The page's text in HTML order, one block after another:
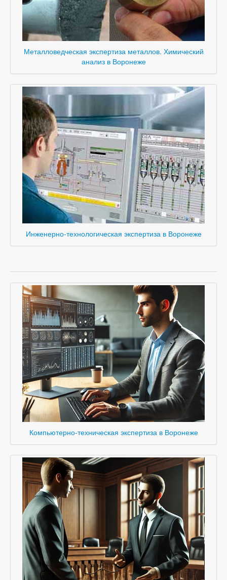
Металловедческая экспертиза металлов. Химический
анализ в Воронеже
Инженерно-технологическая экспертиза в Воронеже
Компьютерно-техническая экспертиза в Воронеже